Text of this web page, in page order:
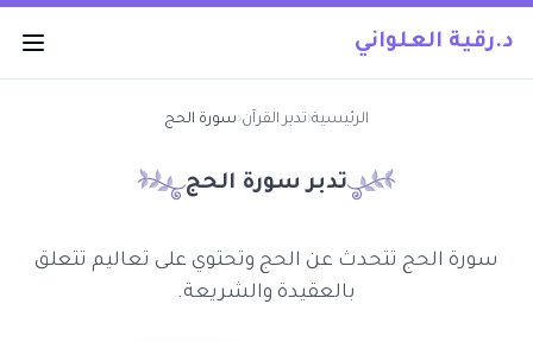
د.رقية العلواني
الرئيسية‹تدبر القرآن‹سورة الحج
تدبر سورة الحج
سورة الحج تتحدث عن الحج وتحتوي على تعاليم تتعلق
بالعقيدة والشريعة.